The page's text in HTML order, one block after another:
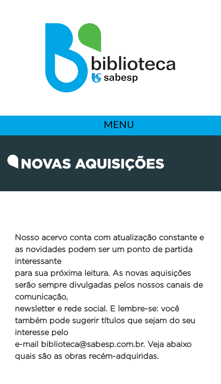
MENU
NOVAS AQUISIÇÕES
Nosso acervo conta com atualização constante e
as novidades podem ser um ponto de partida
interessante
para sua próxima leitura. As novas aquisições
serão sempre divulgadas pelos nossos canais de
comunicação,
newsletter e rede social. E lembre-se: você
também pode sugerir títulos que sejam do seu
interesse pelo
e-mail
biblioteca@sabesp.com.br. Veja abaixo
quais são as obras recém-adquiridas.